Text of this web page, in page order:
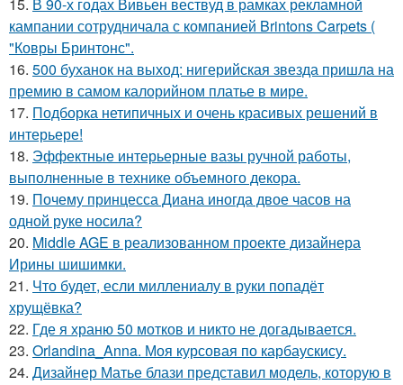
15. В 90-х годах Вивьен вествуд в рамках рекламной
кампании сотрудничала с компанией Brintons Carpets (
"Ковры Бринтонс".
16. 500 буханок на выход: нигерийская звезда пришла на
премию в самом калорийном платье в мире.
17. Подборка нетипичных и очень красивых решений в
интерьере!
18. Эффектные интерьерные вазы ручной работы,
выполненные в технике объемного декора.
19. Почему принцесса Диана иногда двое часов на
одной руке носила?
20. Middle AGE в реализованном проекте дизайнера
Ирины шишимки.
21. Что будет, если миллениалу в руки попадёт
хрущёвка?
22. Где я храню 50 мотков и никто не догадывается.
23. Orlandina_Anna. Моя курсовая по карбаускису.
24. Дизайнер Матье блази представил модель, которую в